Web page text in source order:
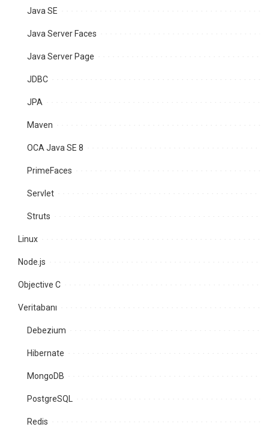
Java SE
Java Server Faces
Java Server Page
JDBC
JPA
Maven
OCA Java SE 8
PrimeFaces
Servlet
Struts
Linux
Node.js
Objective C
Veritabanı
Debezium
Hibernate
MongoDB
PostgreSQL
Redis